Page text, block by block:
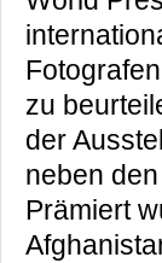
zu
der
neben
Prämiert